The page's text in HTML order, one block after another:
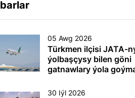
05 Awg 2026
Türkmen ilçisi JATA-
ýolbaşçysy bilen göni
gatnawlary ýola
30 Iýl 2026